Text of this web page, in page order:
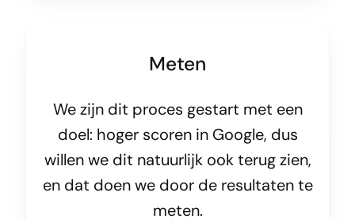
Meten
We zijn dit proces gestart met een
doel: hoger scoren in Google, dus
willen we dit natuurlijk ook terug zien,
en dat doen we door de resultaten te
meten.